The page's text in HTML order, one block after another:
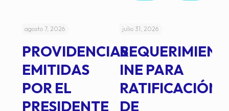
agosto 7, 2026
PROVIDENCIAS
EMITIDAS
POR EL
PRESIDENTE
julio 31, 2026
INE PARA
RATIFICACIÓN
DE